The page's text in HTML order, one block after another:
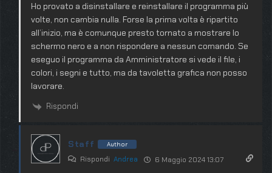
Ho provato a disinstallare e reinstallare il programma più
volte, non cambia nulla. Forse la prima volta è ripartito
all’inizio, ma è comunque presto tornato a mostrare lo
schermo nero e a non rispondere a nessun comando. Se
eseguo il programma da Amministratore si vede il file, i
colori, i segni e tutto, ma da tavoletta grafica non posso
lavorare.
Rispondi
Staff Author
Rispondi Andrea 6 Maggio 2024 13:07